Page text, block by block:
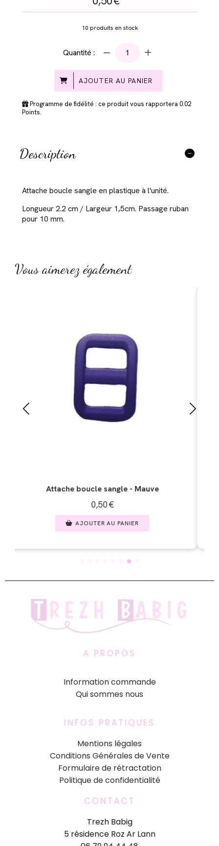
10 produits en stock
Quantité :
AJOUTER AU PANIER
Programme de fidélité : ce produit vous rapportera 0.02
Points.
Description
Attache boucle sangle en plastique à l'unité.
Longueur 2.2 cm / Largeur 1,5cm. Passage ruban
pour 10 mm.
Vous aimerez également
Attache boucle sangle - Rose fuchsia
0,50
AJOUTER AU PANIER
A PROPOS
Information commande
Qui sommes nous
INFOS PRATIQUES
Mentions légales
Conditions Générales de Vente
Formulaire de rétractation
Politique de confidentialité
CONTACT
Trezh Babig
5 résidence Roz Ar Lann